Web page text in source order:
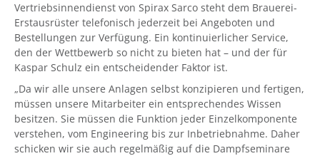
Vertriebsinnendienst von Spirax Sarco steht dem Brauerei-
Erstausrüster telefonisch jederzeit bei Angeboten und
Bestellungen zur Verfügung. Ein kontinuierlicher Service,
den der Wettbewerb so nicht zu bieten hat – und der für
Kaspar Schulz ein entscheidender Faktor ist.
„Da wir alle unsere Anlagen selbst konzipieren und fertigen,
müssen unsere Mitarbeiter ein entsprechendes Wissen
besitzen. Sie müssen die Funktion jeder Einzelkomponente
verstehen, vom Engineering bis zur Inbetriebnahme. Daher
schicken wir sie auch regelmäßig auf die Dampfseminare